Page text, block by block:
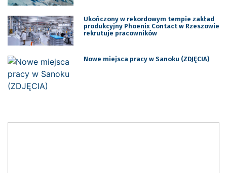
Ukończony w rekordowym tempie zakład
produkcyjny Phoenix Contact w Rzeszowie
rekrutuje pracowników
Nowe miejsca pracy w Sanoku (ZDJĘCIA)